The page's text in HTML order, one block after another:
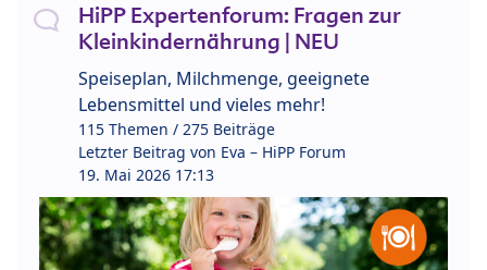
HiPP Expertenforum: Fragen zur
Kleinkindernährung | NEU
Speiseplan, Milchmenge, geeignete
Lebensmittel und vieles mehr!
115 Themen / 275 Beiträge
Letzter Beitrag von Eva – HiPP Forum
19. Mai 2026 17:13